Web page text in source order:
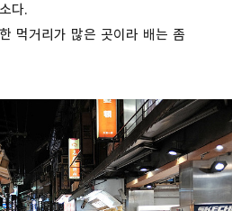
다.
먹거리가 많은 곳이라 배는 좀